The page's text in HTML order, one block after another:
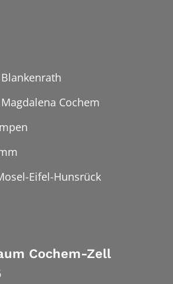
Cochem
Eifel-Hunsrück
Cochem-Zell